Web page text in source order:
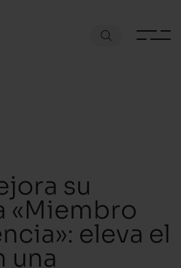
su
«Miembro
eleva el
una